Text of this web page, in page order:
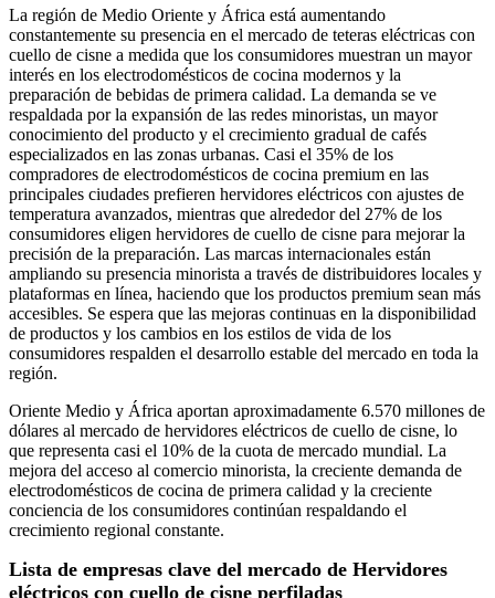
La región de Medio Oriente y África está aumentando
constantemente su presencia en el mercado de teteras eléctricas con
cuello de cisne a medida que los consumidores muestran un mayor
interés en los electrodomésticos de cocina modernos y la
preparación de bebidas de primera calidad. La demanda se ve
respaldada por la expansión de las redes minoristas, un mayor
conocimiento del producto y el crecimiento gradual de cafés
especializados en las zonas urbanas. Casi el 35% de los
compradores de electrodomésticos de cocina premium en las
principales ciudades prefieren hervidores eléctricos con ajustes de
temperatura avanzados, mientras que alrededor del 27% de los
consumidores eligen hervidores de cuello de cisne para mejorar la
precisión de la preparación. Las marcas internacionales están
ampliando su presencia minorista a través de distribuidores locales y
plataformas en línea, haciendo que los productos premium sean más
accesibles. Se espera que las mejoras continuas en la disponibilidad
de productos y los cambios en los estilos de vida de los
consumidores respalden el desarrollo estable del mercado en toda la
región.
Oriente Medio y África aportan aproximadamente 6.570 millones de
dólares al mercado de hervidores eléctricos de cuello de cisne, lo
que representa casi el 10% de la cuota de mercado mundial. La
mejora del acceso al comercio minorista, la creciente demanda de
electrodomésticos de cocina de primera calidad y la creciente
conciencia de los consumidores continúan respaldando el
crecimiento regional constante.
Lista de empresas clave del mercado de Hervidores
eléctricos con cuello de cisne perfiladas